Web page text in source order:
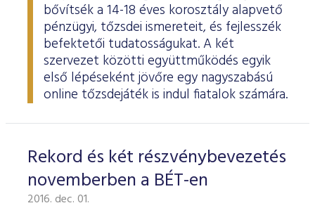
bővítsék a 14-18 éves korosztály alapvető
pénzügyi, tőzsdei ismereteit, és fejlesszék
befektetői tudatosságukat. A két
szervezet közötti együttműködés egyik
első lépéseként jövőre egy nagyszabású
online tőzsdejáték is indul fiatalok számára.
Rekord és két részvénybevezetés
novemberben a BÉT-en
2016. dec. 01.